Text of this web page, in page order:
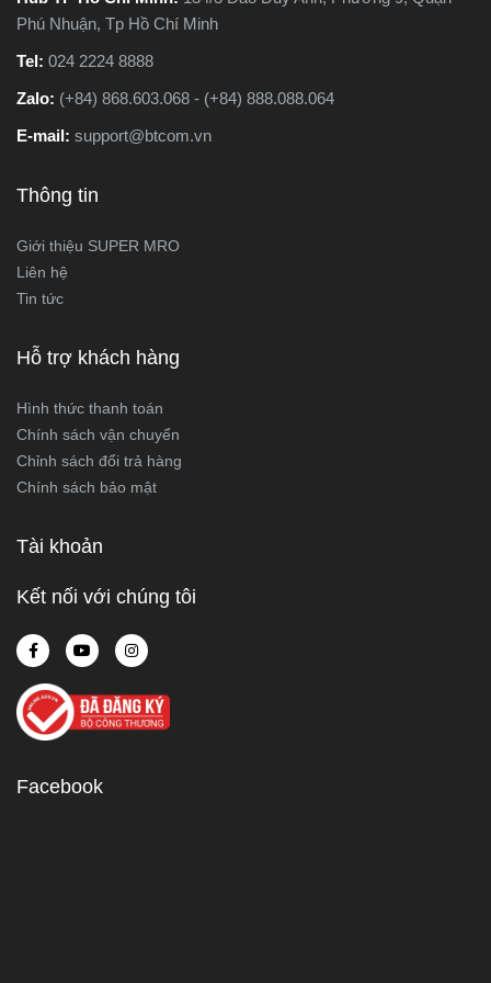
Phú Nhuận, Tp Hồ Chí Minh
Tel: 024 2224 8888
Zalo: (+84) 868.603.068 - (+84) 888.088.064
E-mail: support@btcom.vn
Thông tin
Giới thiệu SUPER MRO
Liên hệ
Tin tức
Hỗ trợ khách hàng
Hình thức thanh toán
Chính sách vận chuyển
Chỉnh sách đổi trả hàng
Chính sách bảo mật
Tài khoản
Kết nối với chúng tôi
Facebook